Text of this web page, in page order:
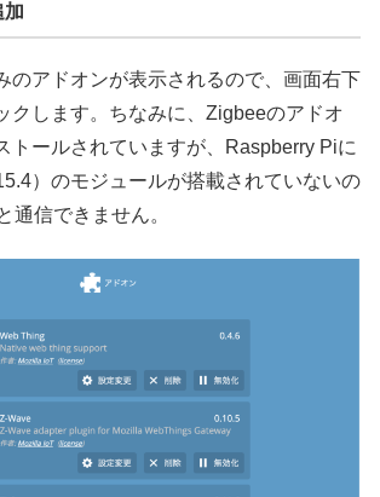
のアドオンが表示されるので、画面右下
クします。ちなみに、Zigbeeのアドオ
トールされていますが、Raspberry Piに
）のモジュールが搭載されていないの
通信できません。